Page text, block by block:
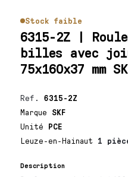
Stock faible
6315-2Z |
billes avec
75x160x37 mm
Ref.6315-2Z
Marque SKF
Unité PCE
Leuze-en-Hainaut 1
Description